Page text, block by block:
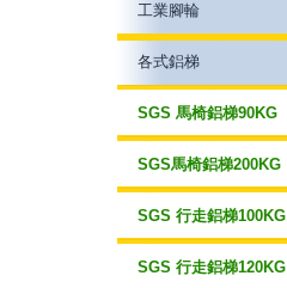
工業腳輪
各式鋁梯
SGS 馬椅鋁梯90KG
SGS馬椅鋁梯200KG
SGS 行走鋁梯100KG
SGS 行走鋁梯120KG